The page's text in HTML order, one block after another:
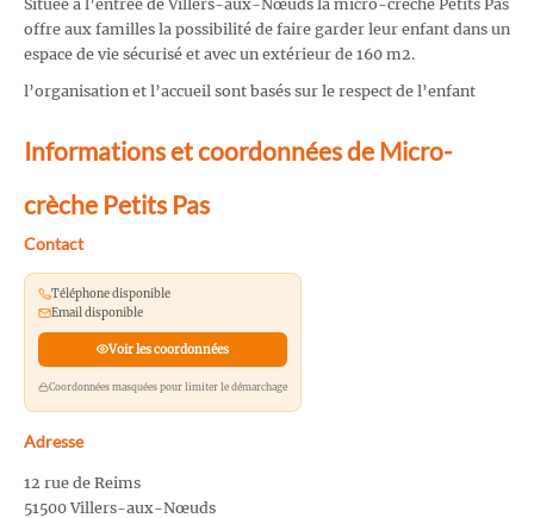
Située à l’entrée de Villers-aux-Nœuds la micro-crèche Petits Pas
offre aux familles la possibilité de faire garder leur enfant dans un
espace de vie sécurisé et avec un extérieur de 160 m2.
l’organisation et l’accueil sont basés sur le respect de l’enfant
Informations et coordonnées de Micro-
crèche Petits Pas
Contact
Téléphone disponible
Email disponible
Voir les coordonnées
Coordonnées masquées pour limiter le démarchage
Adresse
12 rue de Reims
51500 Villers-aux-Nœuds